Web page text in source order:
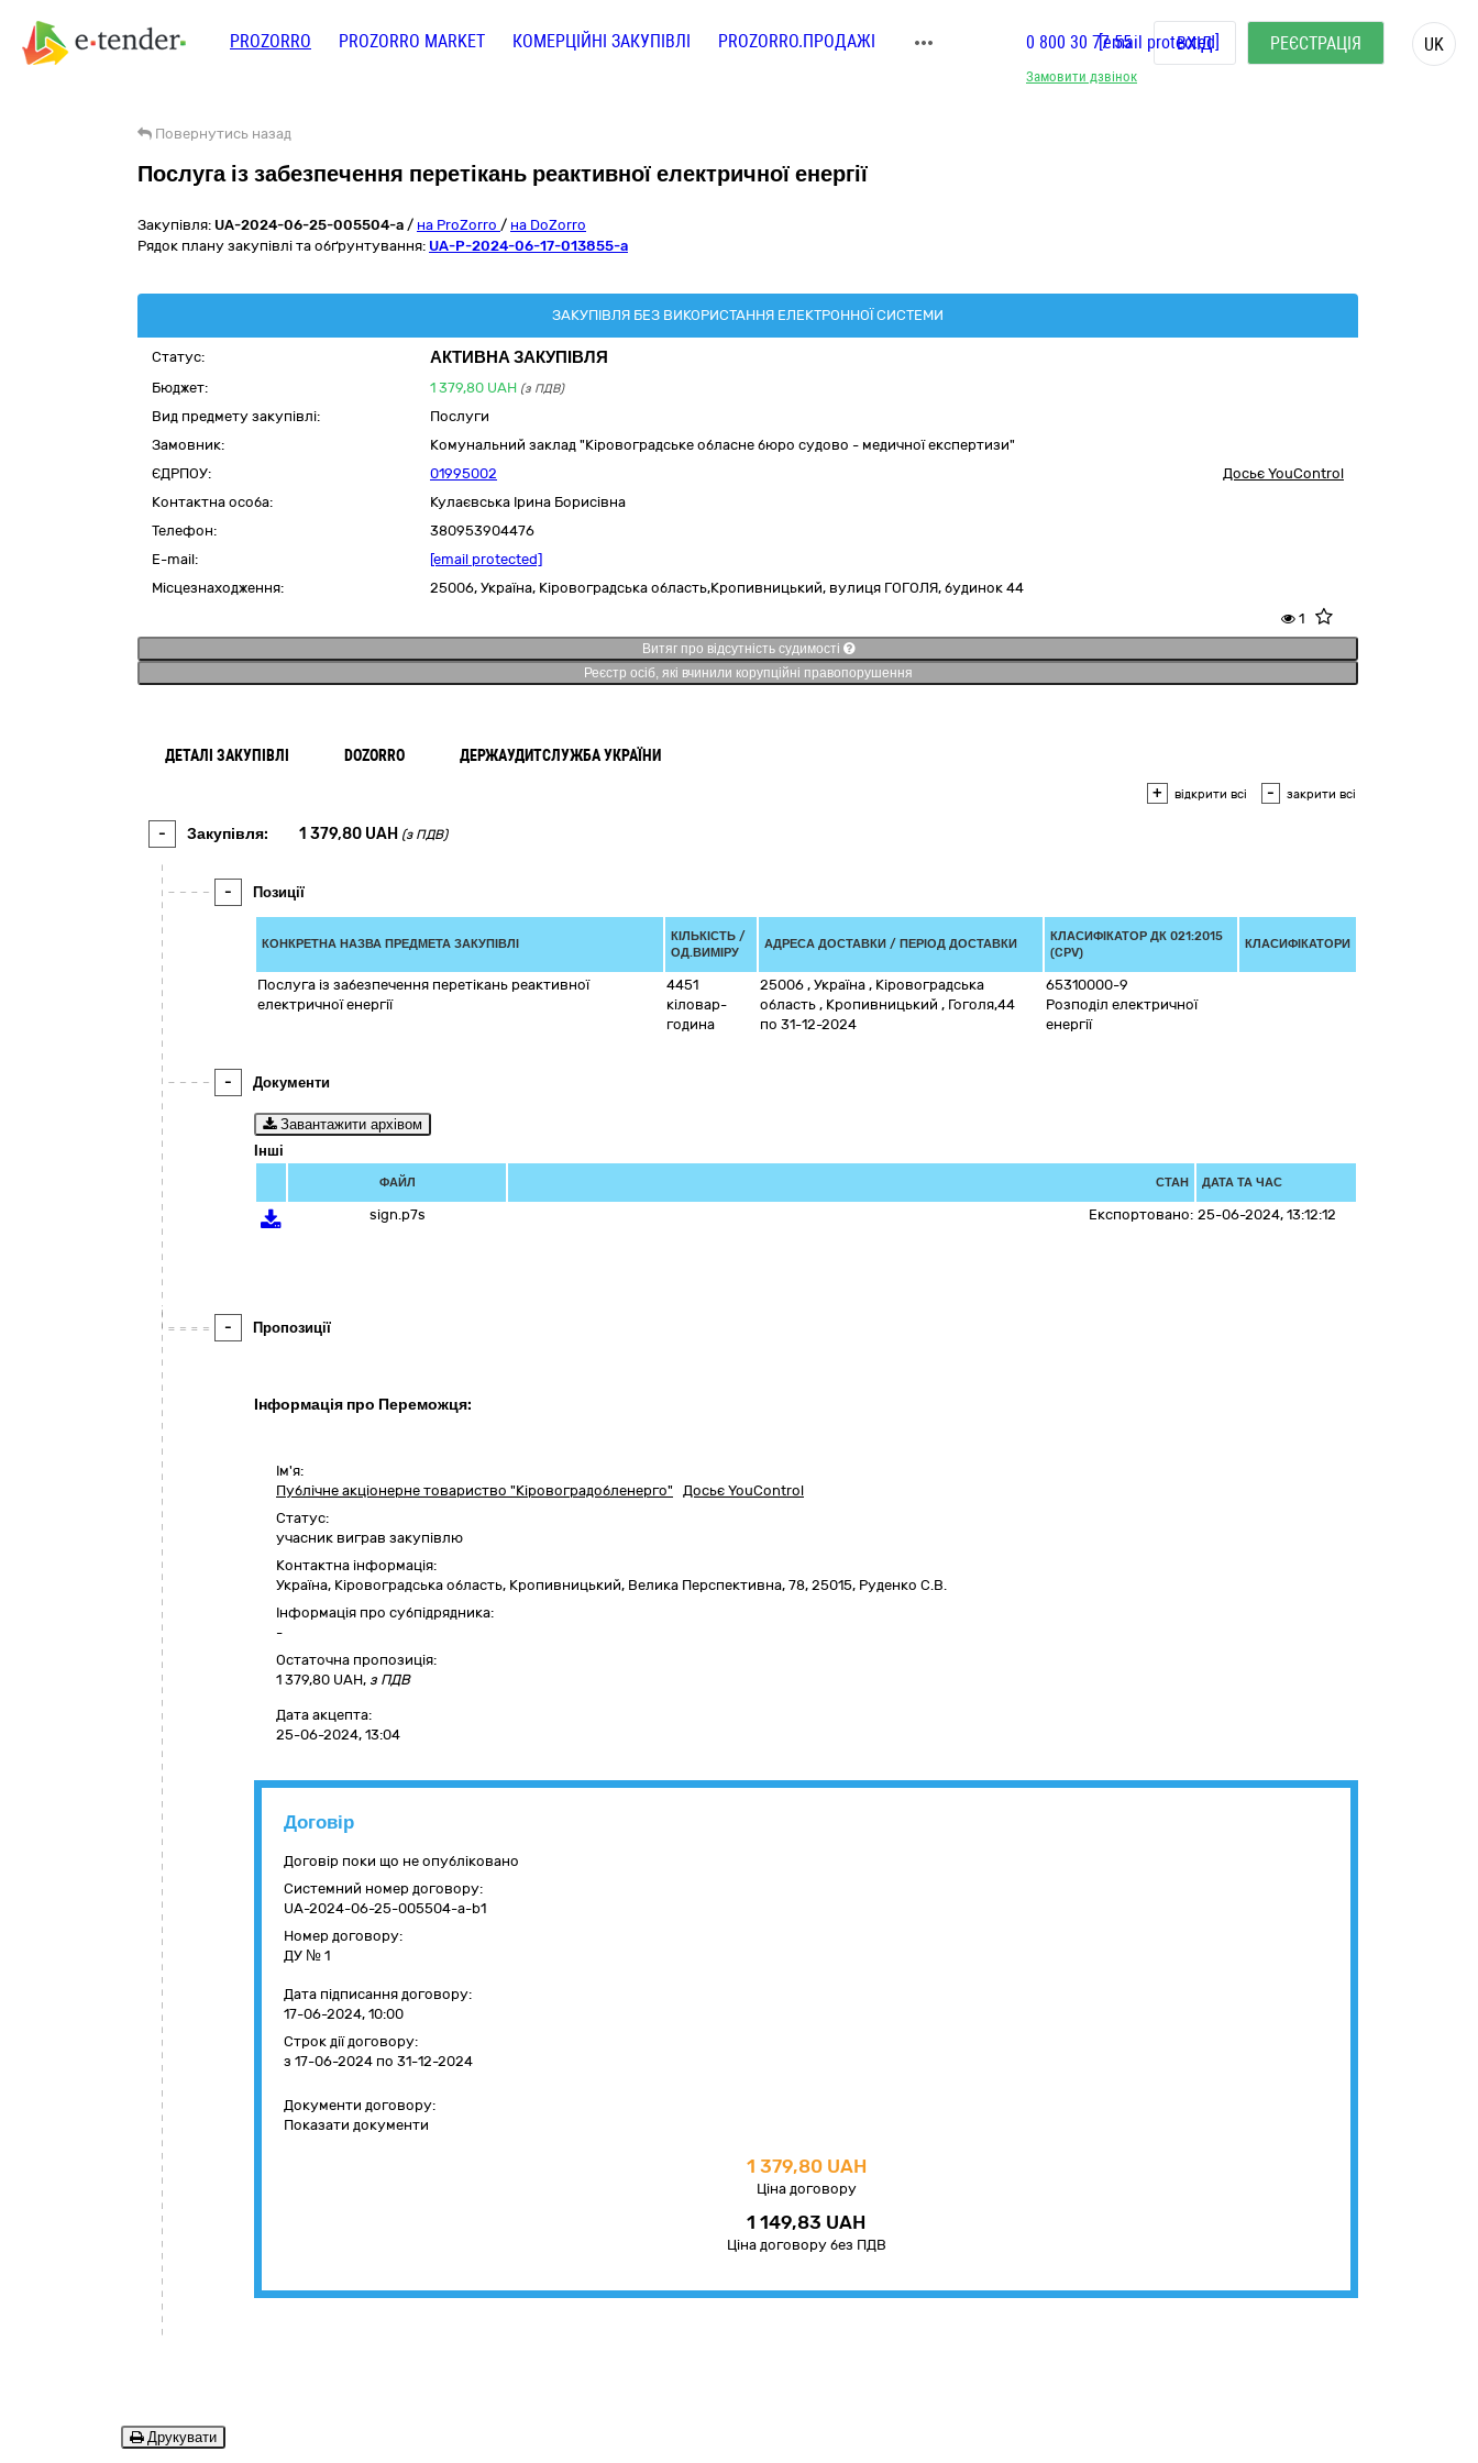
PROZORRO PROZORRO MARKET КОМЕРЦІЙНІ ЗАКУПІВЛІ PROZORRO.ПРОДАЖІ
Замовити дзвінок
0 800 30 77 55[email protected]
ВХІД РЕЄСТРАЦІЯ UK
Повернутись назад
Послуга із забезпечення перетікань реактивної електричної енергії
Закупівля: UA-2024-06-25-005504-a / на ProZorro / на DoZorro
Рядок плану закупівлі та обґрунтування: UA-P-2024-06-17-013855-a
ЗАКУПІВЛЯ БЕЗ ВИКОРИСТАННЯ ЕЛЕКТРОННОЇ СИСТЕМИ
Статус: АКТИВНА ЗАКУПІВЛЯ
Бюджет: 1 379,80 UAH (з ПДВ)
Вид предмету закупівлі:
Послуги
Замовник:
Комунальний заклад "Кіровоградське обласне бюро судово - медичної експертизи"
ЄДРПОУ:
01995002
Досьє YouControl
Контактна особа:
Кулаєвська Ірина Борисівна
Телефон:
380953904476
E-mail:
[email protected]
Місцезнаходження:
25006, Україна, Кіровоградська область,Кропивницький, вулиця ГОГОЛЯ, будинок 44
1
Витяг про відсутність судимості
Реєстр осіб, які вчинили корупційні правопорушення
ДЕТАЛІ ЗАКУПІВЛІ DOZORRO ДЕРЖАУДИТСЛУЖБА УКРАЇНИ
+ відкрити всі - закрити всі
- Закупівля: 1 379,80 UAH (з ПДВ)
- Позиції
КОНКРЕТНА НАЗВА ПРЕДМЕТА ЗАКУПІВЛІ
КІЛЬКІСТЬ /
ОД.ВИМІРУ
АДРЕСА ДОСТАВКИ / ПЕРІОД ДОСТАВКИ
КЛАСИФІКАТОР ДК 021:2015
(CPV)
КЛАСИФІКАТОРИ
Послуга із забезпечення перетікань реактивної
електричної енергії
4451
кіловар-
година
25006 , Україна , Кіровоградська
область , Кропивницький , Гоголя,44
по 31-12-2024
65310000-9
Розподіл електричної
енергії
- Документи
Завантажити архівом
Інші
ФАЙЛ СТАН ДАТА ТА ЧАС
sign.p7s Експортовано: 25-06-2024, 13:12:12
- Пропозиції
Інформація про Переможця:
Ім'я:
Публічне акціонерне товариство "Кіровоградобленерго" Досьє YouControl
Статус:
учасник виграв закупівлю
Контактна інформація:
Україна, Кіровоградська область, Кропивницький, Велика Перспективна, 78, 25015, Руденко С.В.
Інформація про субпідрядника:
-
Остаточна пропозиція:
1 379,80 UAH, з ПДВ
Дата акцепта:
25-06-2024, 13:04
Договір
Договір поки що не опубліковано
Системний номер договору:
UA-2024-06-25-005504-a-b1
Номер договору:
ДУ № 1
Дата підписання договору:
17-06-2024, 10:00
Строк дії договору:
з 17-06-2024 по 31-12-2024
Документи договору:
Показати документи
1 379,80 UAH
Ціна договору
1 149,83 UAH
Ціна договору без ПДВ
Друкувати